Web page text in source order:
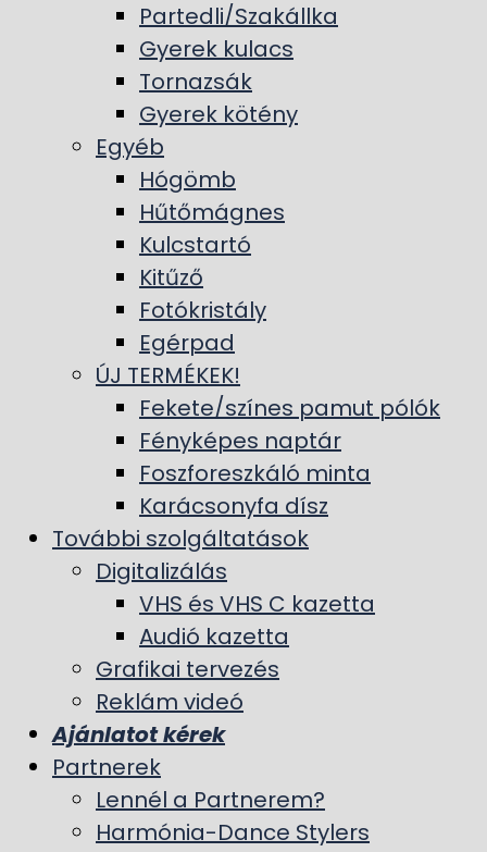
Partedli/Szakállka
Gyerek kulacs
Tornazsák
Gyerek kötény
Egyéb
Hógömb
Hűtőmágnes
Kulcstartó
Kitűző
Fotókristály
Egérpad
ÚJ TERMÉKEK!
Fekete/színes pamut pólók
Fényképes naptár
Foszforeszkáló minta
Karácsonyfa dísz
További szolgáltatások
Digitalizálás
VHS és VHS C kazetta
Audió kazetta
Grafikai tervezés
Reklám videó
Ajánlatot kérek
Partnerek
Lennél a Partnerem?
Harmónia-Dance Stylers